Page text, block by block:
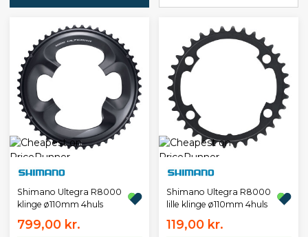
Shimano Ultegra R8000
klinge ø110mm 4huls
799,00 kr.
Shimano Ultegra R8000
lille klinge ø110mm 4huls
119,00 kr.